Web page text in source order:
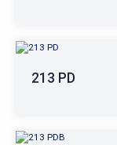
213 PD